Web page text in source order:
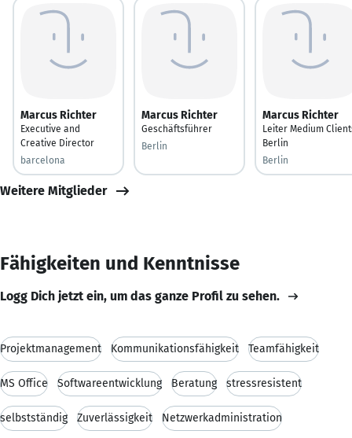
Marcus Richter
Executive and
Creative Director
barcelona
Marcus Richter
Geschäftsführer
Berlin
Marcus Richter
Leiter Medium
Berlin
Berlin
Weitere Mitglieder
Fähigkeiten und Kenntnisse
Logg Dich jetzt ein, um das ganze Profil zu sehen.
Projektmanagement Kommunikationsfähigkeit Teamfähigkeit
MS Office Softwareentwicklung Beratung stressresistent
selbstständig Zuverlässigkeit Netzwerkadministration